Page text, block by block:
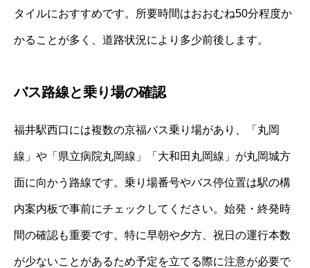
タイルにおすすめです。所要時間はおおむね50分程度か
かることが多く、道路状況により多少前後します。
バス路線と乗り場の確認
福井駅西口には複数の京福バス乗り場があり、「丸岡
線」や「県立病院丸岡線」「大和田丸岡線」が丸岡城方
面に向かう路線です。乗り場番号やバス停位置は駅の構
内案内板で事前にチェックしてください。始発・終発時
間の確認も重要です。特に早朝や夕方、祝日の運行本数
が少ないことがあるため予定を立てる際に注意が必要で